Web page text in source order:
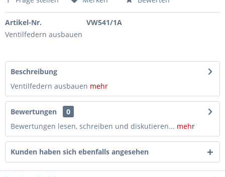
Artikel-Nr.
VW541/1A
Ventilfedern ausbauen
Beschreibung
Ventilfedern ausbauen mehr
Bewertungen
0
Bewertungen lesen, schreiben und diskutieren... mehr
Kunden haben sich ebenfalls angesehen